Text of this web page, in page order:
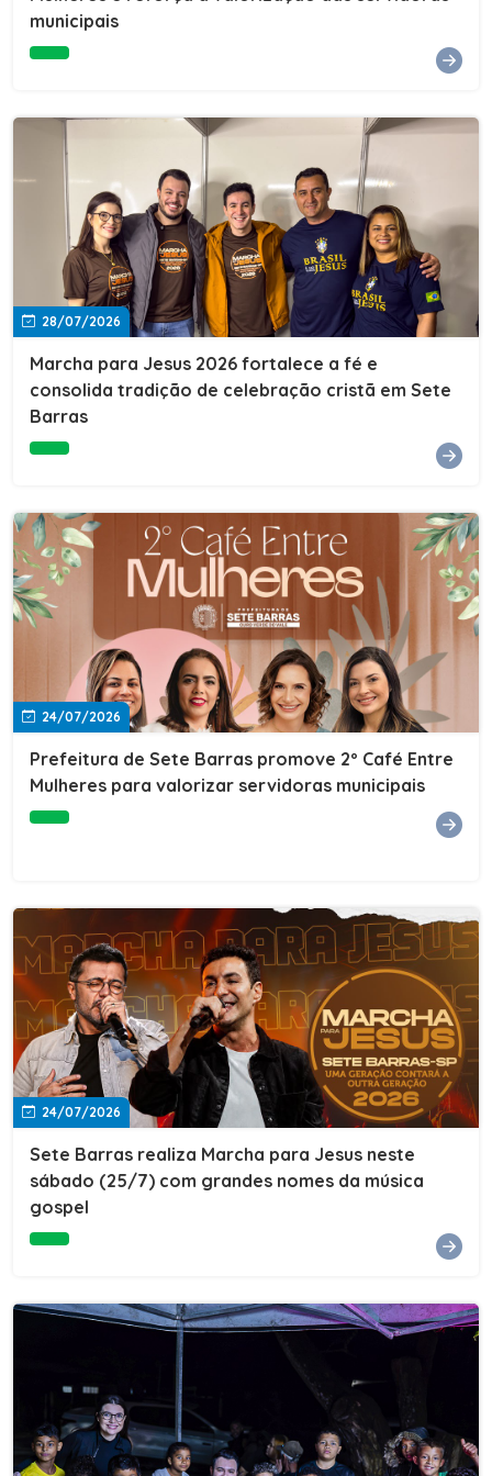
Cultura, Esporte e Lazer, Paulo Thomas, prestigiou os
compromisso da nossa gestão com a inclusão,
oferecendo a jovens e adultos a oportunidade de
concluir seus estudos e construir um futuro melhor.
Cada certificado entregue simboliza esforço,
determinação e a certeza de que investir em educação
é investir no desenvolvimento de Sete Barras."A
Prefeitura de Sete Barras também agradeceu ao SESI,
parceiro fundamental na retomada e ampliação da
Educação de Jovens e Adultos, aos professores, à
equipe da Secretaria Municipal de Educação e a todos
os profissionais que contribuíram para que esse
importante projeto voltasse a transformar a vida de
municipais
28/07/2026
Marcha para Jesus 2026 fortalece a fé e
consolida tradição de celebração cristã em Sete
Barras
24/07/2026
Prefeitura de Sete Barras promove 2º Café Entre
Mulheres para valorizar servidoras municipais
24/07/2026
Sete Barras realiza Marcha para Jesus neste
sábado (25/7) com grandes nomes da música
gospel